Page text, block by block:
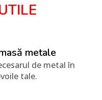
metale
de metal în
tale.